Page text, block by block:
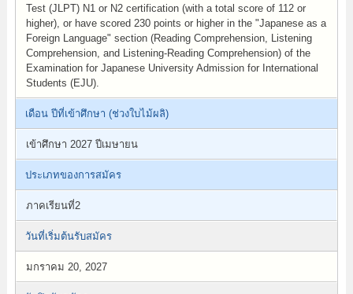
Test (JLPT) N1 or N2 certification (with a total score of 112 or
higher), or have scored 230 points or higher in the "Japanese as a
Foreign Language" section (Reading Comprehension, Listening
Comprehension, and Listening-Reading Comprehension) of the
Examination for Japanese University Admission for International
Students (EJU).
เดือน ปีที่เข้าศึกษา (ช่วงใบไม้ผลิ)
เข้าศึกษา 2027 ปีเมษายน
ประเภทของการสมัคร
ภาคเรียนที่2
วันที่เริ่มต้นรับสมัคร
มกราคม 20, 2027